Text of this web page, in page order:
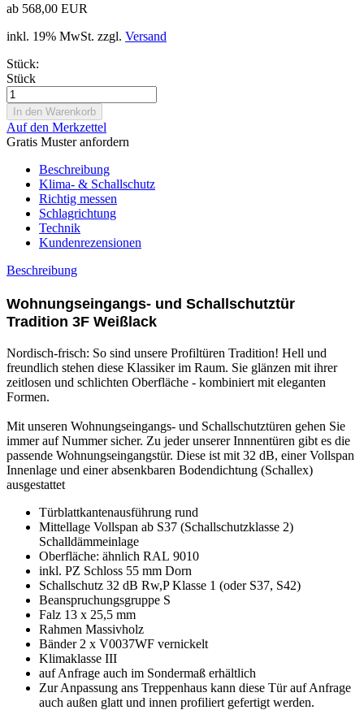
ab 568,00 EUR
inkl. 19% MwSt. zzgl. Versand
Stück:
Stück
Auf den Merkzettel
Gratis Muster anfordern
Beschreibung
Klima- & Schallschutz
Richtig messen
Schlagrichtung
Technik
Kundenrezensionen
Beschreibung
Wohnungseingangs- und Schallschutztür
Tradition 3F Weißlack
Nordisch-frisch: So sind unsere Profiltüren Tradition! Hell und
freundlich stehen diese Klassiker im Raum. Sie glänzen mit ihrer
zeitlosen und schlichten Oberfläche - kombiniert mit eleganten
Formen.
Mit unseren Wohnungseingangs- und Schallschutztüren gehen Sie
immer auf Nummer sicher. Zu jeder unserer Innnentüren gibt es die
passende Wohnungseingangstür. Diese ist mit 32 dB, einer Vollspan
Innenlage und einer absenkbaren Bodendichtung (Schallex)
ausgestattet
Türblattkantenausführung rund
Mittellage Vollspan ab S37 (Schallschutzklasse 2)
Schalldämmeinlage
Oberfläche: ähnlich RAL 9010
inkl. PZ Schloss 55 mm Dorn
Schallschutz 32 dB Rw,P Klasse 1 (oder S37, S42)
Beanspruchungsgruppe S
Falz 13 x 25,5 mm
Rahmen Massivholz
Bänder 2 x V0037WF vernickelt
Klimaklasse III
auf Anfrage auch im Sondermaß erhältlich
Zur Anpassung ans Treppenhaus kann diese Tür auf Anfrage
auch außen glatt und innen profiliert gefertigt werden.